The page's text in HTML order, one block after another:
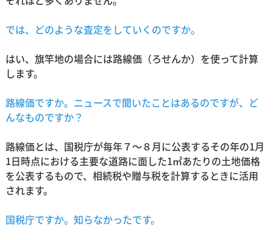
では、どのような査定をしていくのですか。
はい、旗竿地の場合には路線価（ろせんか）を使って計算
します。
路線価ですか。ニュースで聞いたことはあるのですが、ど
んなものですか？
路線価とは、国税庁が毎年７～８月に公表するその年の1月
1日時点における主要な道路に面した1㎡あたりの土地価格
を公表するもので、相続税や贈与税を計算するときに活用
されます。
国税庁ですか。知らなかったです。